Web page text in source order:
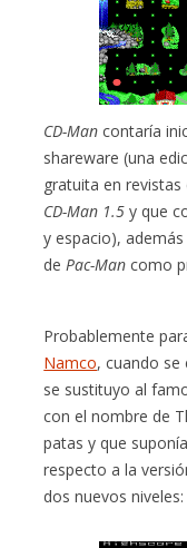
CD-Man contaría
shareware (una
gratuita en
CD-Man 1.5 y que
y espacio),
de Pac-Man como
Probablemente
Namco, cuando
se sustituyo al
con el nombre de
patas y que
respecto a la
dos nuevos